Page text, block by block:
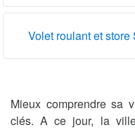
Volet roulant et
Mieux comprendre sa
clés. A ce jour, la